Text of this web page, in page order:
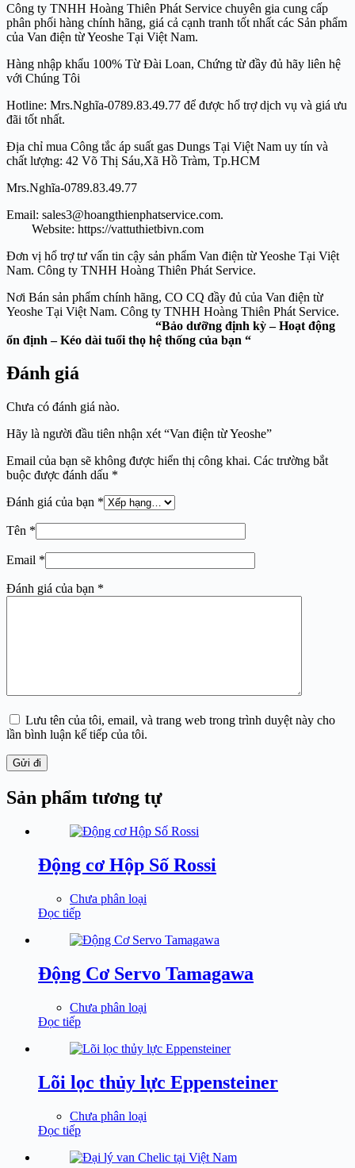
Công ty TNHH Hoàng Thiên Phát Service chuyên gia cung cấp
phân phối hàng chính hãng, giá cả cạnh tranh tốt nhất các Sản phẩm
của Van điện từ Yeoshe Tại Việt Nam.
Hàng nhập khẩu 100% Từ Đài Loan, Chứng từ đầy đủ hãy liên hệ
với Chúng Tôi
Hotline: Mrs.Nghĩa-0789.83.49.77 để được hổ trợ dịch vụ và giá ưu
đãi tốt nhất.
Địa chỉ mua Công tắc áp suất gas Dungs Tại Việt Nam uy tín và
chất lượng: 42 Võ Thị Sáu,Xã Hồ Tràm, Tp.HCM
Mrs.Nghĩa-0789.83.49.77
Email: sales3@hoangthienphatservice.com.
Website: https://vattuthietbivn.com
Đơn vị hổ trợ tư vấn tin cậy sản phẩm Van điện từ Yeoshe Tại Việt
Nam. Công ty TNHH Hoàng Thiên Phát Service.
Nơi Bán sản phẩm chính hãng, CO CQ đầy đủ của Van điện từ
Yeoshe Tại Việt Nam. Công ty TNHH Hoàng Thiên Phát Service.
“Bảo dưỡng định kỳ – Hoạt động
ổn định – Kéo dài tuổi thọ hệ thống của bạn “
Đánh giá
Chưa có đánh giá nào.
Hãy là người đầu tiên nhận xét “Van điện từ Yeoshe”
Email của bạn sẽ không được hiển thị công khai. Các trường bắt
buộc được đánh dấu *
Đánh giá của bạn *
Tên *
Email *
Đánh giá của bạn *
Lưu tên của tôi, email, và trang web trong trình duyệt này cho
lần bình luận kế tiếp của tôi.
Gửi đi
Sản phẩm tương tự
Động cơ Hộp Số Rossi
Chưa phân loại
Đọc tiếp
Động Cơ Servo Tamagawa
Chưa phân loại
Đọc tiếp
Lõi lọc thủy lực Eppensteiner
Chưa phân loại
Đọc tiếp